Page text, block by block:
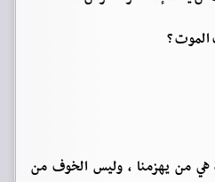
؟
هي من يهزمنا , وليس الخوف من